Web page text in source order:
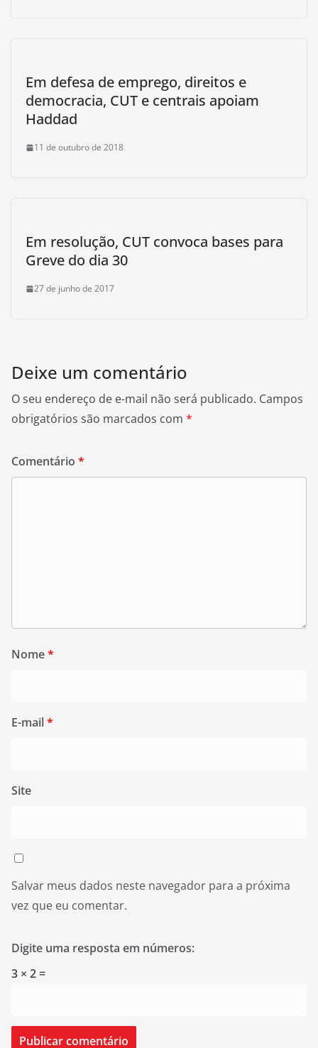
Em defesa de emprego, direitos e
democracia, CUT e centrais apoiam
Haddad
11 de outubro de 2018
Em resolução, CUT convoca bases para
Greve do dia 30
27 de junho de 2017
Deixe um comentário
O seu endereço de e-mail não será publicado. Campos
obrigatórios são marcados com *
Comentário *
Nome*
E-mail*
Site
Salvar meus dados neste navegador para a próxima
vez que eu comentar.
Digite uma resposta em números:
3 × 2 =